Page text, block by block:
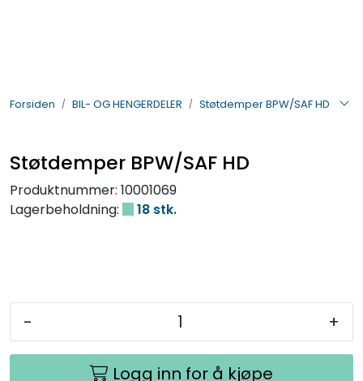
Forsiden BIL- OG HENGERDELER Støtdemper BPW/SAF HD
Støtdemper BPW/SAF HD
Produktnummer: 10001069
Lagerbeholdning:
18 stk.
- +
Logg inn for å kjøpe
ELEKTRISK
VERKTØY OG REKVISITA
PÅBYGG OG CHASSIS